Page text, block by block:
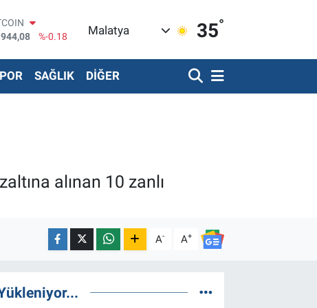
%0.32
Malatya 35°
SAĞLIK DİĞER
alınan 10 zanlı
A- A+